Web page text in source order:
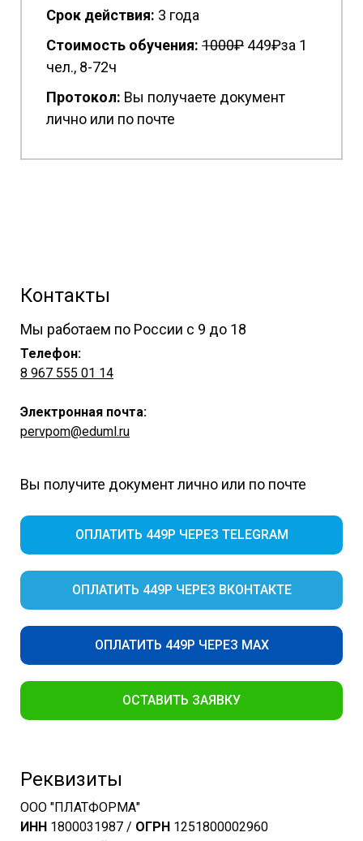
Срок действия: 3 года
Стоимость обучения: 1000₽ 449₽за 1
чел., 8-72ч
Протокол: Вы получаете документ
лично или по почте
Контакты
Мы работаем по России с 9 до 18
Телефон:
8 967 555 01 14
Электронная почта:
pervpom@eduml.ru
Вы получите документ лично или по почте
ОПЛАТИТЬ 449Р ЧЕРЕЗ TELEGRAM
ОПЛАТИТЬ 449Р ЧЕРЕЗ ВКОНТАКТЕ
ОПЛАТИТЬ 449Р ЧЕРЕЗ MAX
ОСТАВИТЬ ЗАЯВКУ
Реквизиты
ООО "ПЛАТФОРМА"
ИНН 1800031987 / ОГРН 1251800002960